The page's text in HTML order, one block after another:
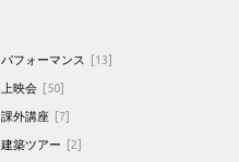
パフォーマンス [13]
上映会 [50]
課外講座 [7]
建築ツアー [2]